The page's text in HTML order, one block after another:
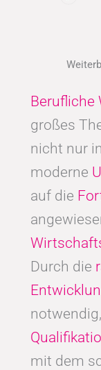
Berufliche
großes
nicht nur
moderne
auf die
Durch die
mit dem